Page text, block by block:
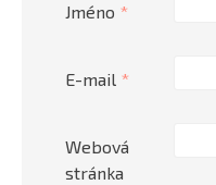
Jméno *
E-mail *
Webová
stránka